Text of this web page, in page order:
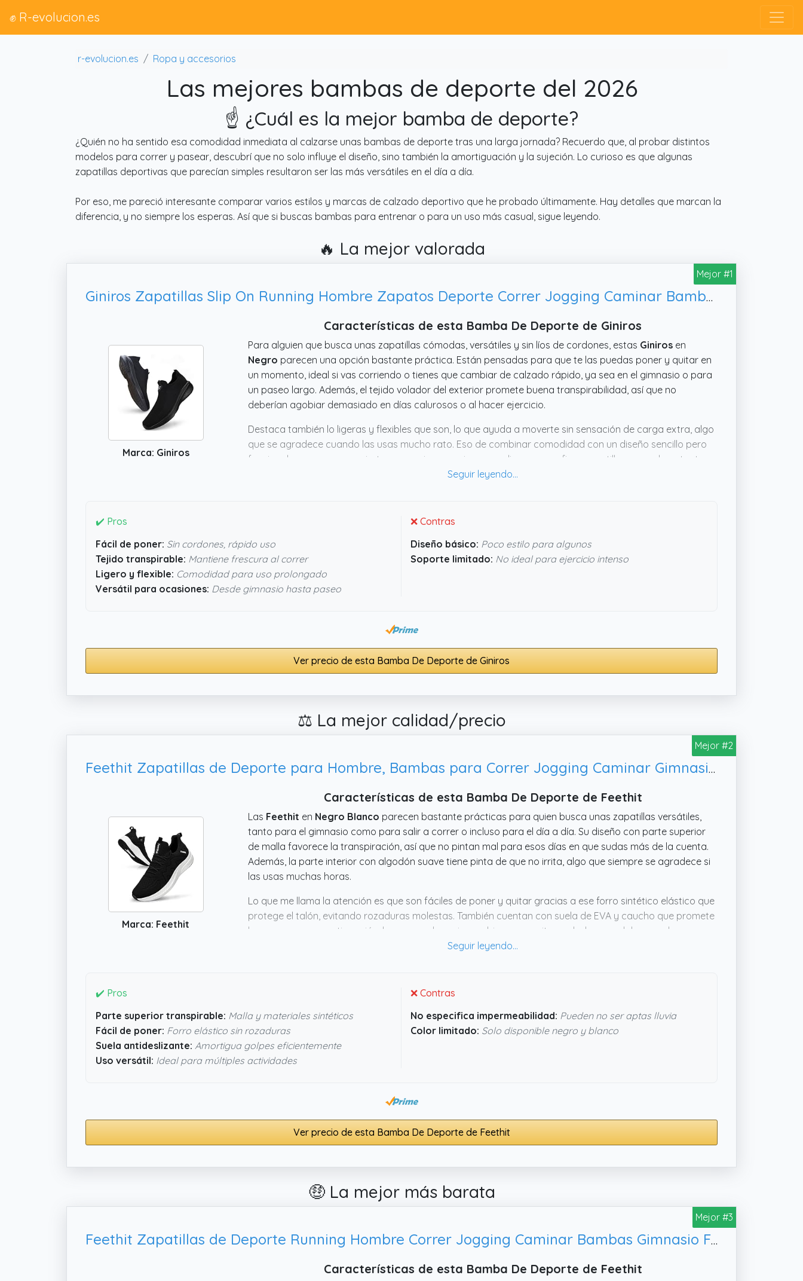
✊ R-evolucion.es
r-evolucion.es Ropa y accesorios
Las mejores bambas de deporte del 2026
☝️ ¿Cuál es la mejor bamba de deporte?
¿Quién no ha sentido esa comodidad inmediata al calzarse unas bambas de deporte tras una larga jornada? Recuerdo que, al probar distintos
modelos para correr y pasear, descubrí que no solo influye el diseño, sino también la amortiguación y la sujeción. Lo curioso es que algunas
zapatillas deportivas que parecían simples resultaron ser las más versátiles en el día a día.
Por eso, me pareció interesante comparar varios estilos y marcas de calzado deportivo que he probado últimamente. Hay detalles que marcan la
diferencia, y no siempre los esperas. Así que si buscas bambas para entrenar o para un uso más casual, sigue leyendo.
🔥 La mejor valorada
Mejor #1
Giniros Zapatillas Slip On Running Hombre Zapatos Deporte Correr Jogging Caminar Bambas Deportivas Hombre Casual Gimnasio Fitness Gym Atlético Trekking Tenis Transpirables Sneakers, Negro 42EU
Marca: Giniros
Características de esta Bamba De Deporte de Giniros
Para alguien que busca unas zapatillas cómodas, versátiles y sin líos de cordones, estas Giniros en
Negro parecen una opción bastante práctica. Están pensadas para que te las puedas poner y quitar en
un momento, ideal si vas corriendo o tienes que cambiar de calzado rápido, ya sea en el gimnasio o para
un paseo largo. Además, el tejido volador del exterior promete buena transpirabilidad, así que no
deberían agobiar demasiado en días calurosos o al hacer ejercicio.
Destaca también lo ligeras y flexibles que son, lo que ayuda a moverte sin sensación de carga extra, algo
que se agradece cuando las usas mucho rato. Eso de combinar comodidad con un diseño sencillo pero
funcional me parece un acierto para quien no quiere complicarse y prefiere zapatillas que valgan tanto
para deporte como para el día a día. No parece que vayan a decepcionar si solo buscas algo básico
✔️ Pros
Fácil de poner: Sin cordones, rápido uso
Tejido transpirable: Mantiene frescura al correr
Ligero y flexible: Comodidad para uso prolongado
Versátil para ocasiones: Desde gimnasio hasta paseo
❌ Contras
Diseño básico: Poco estilo para algunos
Soporte limitado: No ideal para ejercicio intenso
Ver precio de esta Bamba De Deporte de Giniros
⚖️ La mejor calidad/precio
Mejor #2
Feethit Zapatillas de Deporte para Hombre, Bambas para Correr Jogging Caminar Gimnasio Fitness Atlético Trabajo Sneakers Ligeros Transpirables Negro & Blanco 42 EU
Marca: Feethit
Características de esta Bamba De Deporte de Feethit
Las Feethit en Negro Blanco parecen bastante prácticas para quien busca unas zapatillas versátiles,
tanto para el gimnasio como para salir a correr o incluso para el día a día. Su diseño con parte superior
de malla favorece la transpiración, así que no pintan mal para esos días en que sudas más de la cuenta.
Además, la parte interior con algodón suave tiene pinta de que no irrita, algo que siempre se agradece si
las usas muchas horas.
Lo que me llama la atención es que son fáciles de poner y quitar gracias a ese forro sintético elástico que
protege el talón, evitando rozaduras molestas. También cuentan con suela de EVA y caucho que promete
buen agarre y amortiguación, lo que puede venir muy bien para evitar resbalones o dolores en las
articulaciones tras mucho ejercicio. En resumen, parecen un modelo cómodo y funcional para varias
✔️ Pros
Parte superior transpirable: Malla y materiales sintéticos
Fácil de poner: Forro elástico sin rozaduras
Suela antideslizante: Amortigua golpes eficientemente
Uso versátil: Ideal para múltiples actividades
❌ Contras
No especifica impermeabilidad: Pueden no ser aptas lluvia
Color limitado: Solo disponible negro y blanco
Ver precio de esta Bamba De Deporte de Feethit
🤑 La mejor más barata
Mejor #3
Feethit Zapatillas de Deporte Running Hombre Correr Jogging Caminar Bambas Gimnasio Fitness Atlético Tenis Trabajo Sneakers Ligeros Transpirables Deportivas Negro 43 EU
Características de esta Bamba De Deporte de Feethit